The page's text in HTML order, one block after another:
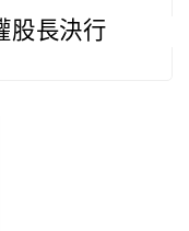
股長決行